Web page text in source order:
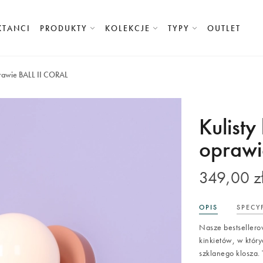
PRODUKTY KOLEKCJE TYPY OUTLET
BALL II CORAL
349,00
OPIS
Nasze
kinkietów, w
szklanego